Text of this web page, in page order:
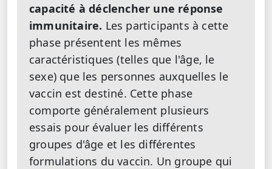
capacité à déclencher une réponse
immunitaire. Les participants à cette
phase présentent les mêmes
caractéristiques (telles que l'âge, le
sexe) que les personnes auxquelles le
vaccin est destiné. Cette phase
comporte généralement plusieurs
essais pour évaluer les différents
groupes d'âge et les différentes
formulations du vaccin. Un groupe qui